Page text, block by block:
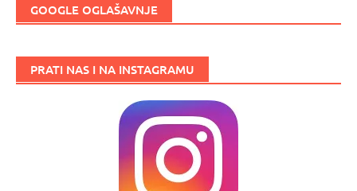
GOOGLE OGLAŠAVNJE
PRATI NAS I NA INSTAGRAMU